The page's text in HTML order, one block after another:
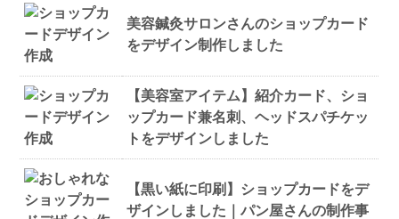
美容鍼灸サロンさんのショップカード
をデザイン制作しました
【美容室アイテム】紹介カード、ショ
ップカード兼名刺、ヘッドスパチケッ
トをデザインしました
【黒い紙に印刷】ショップカードをデ
ザインしました｜パン屋さんの制作事